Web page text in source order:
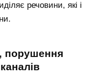
речовини, які і